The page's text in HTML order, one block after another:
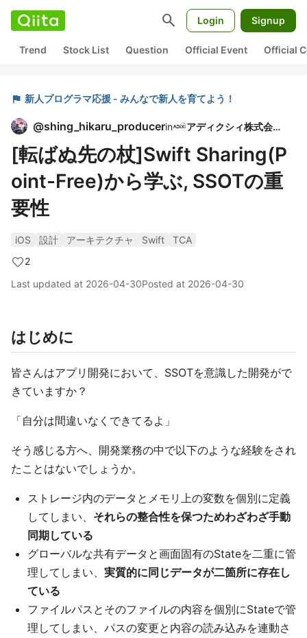
search Login Signup
Trend Stock List Question Official Event Official
flag 新人プログラマ応援 - みんなで新人を育てよう！
@shing_hikaru_producerin アディクシィ株式会社
[転ばぬ先の杖]Swift Sharing(P
oint-Free)から学ぶ, SSOTの重
要性
iOS 設計 アーキテクチャ Swift
TCA
2
Last updated at 2026-04-30Posted at 2026-04-30
はじめに
皆さんはアプリ開発において、SSOTを意識した開発がで
きていますか？
「自分は間違いなくできてるよ」
そう感じる方へ、開発業務の中で以下のような経験をされ
たことはないでしょうか。
ストレージ内のデータとメモリ上の変数を個別に定義
してしまい、 それらの整合性を保つためわざわざ手動
同期している
グローバルな共有データと画面固有のStateを二重に管
理してしまい、 実質的に同じデータが二箇所に存在し
ている
ファイルパスとそのファイルの内容を個別にStateで管
理してしまい、パスの変更と内容の読み込みを連動さ